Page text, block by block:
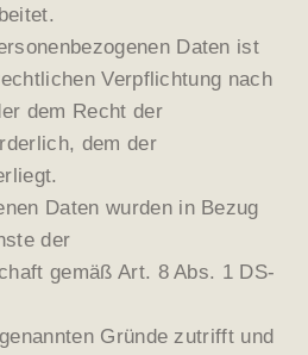
Daten ist
Verpflichtung nach
dem Recht der
dem der
Daten wurden in Bezug
der
gemäß Art. 8 Abs. 1 DS-
Gründe zutrifft und